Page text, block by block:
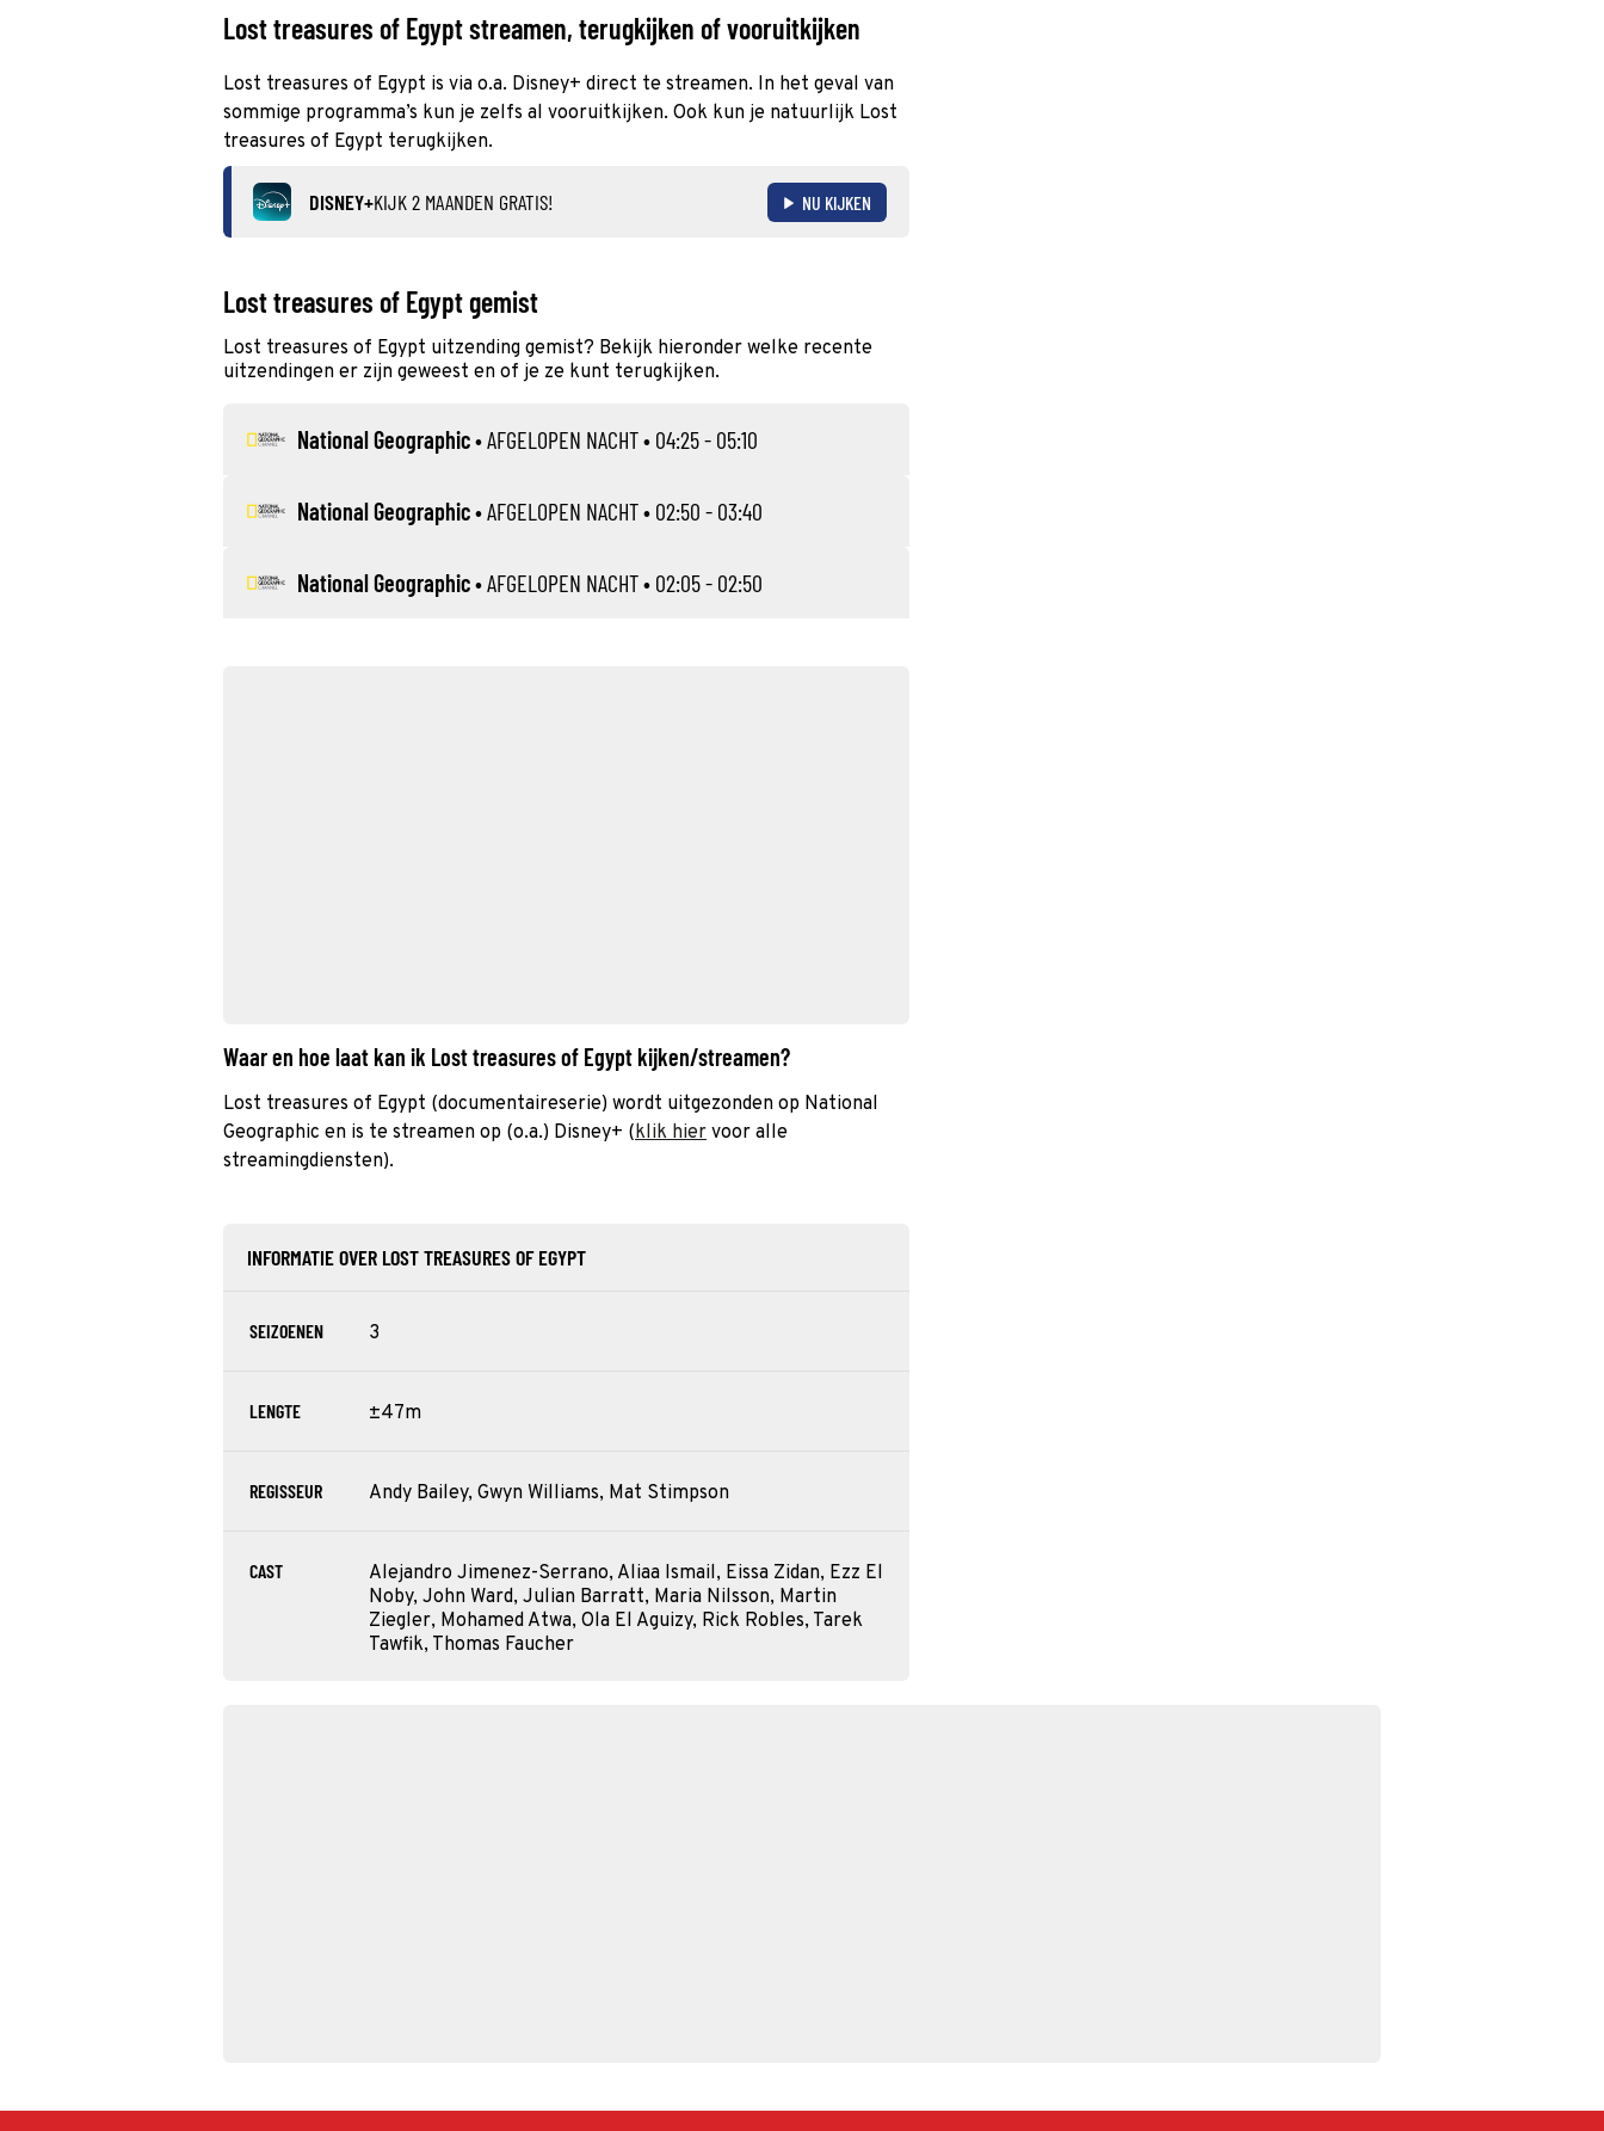
Lost treasures of Egypt streamen, terugkijken of vooruitkijken
Lost treasures of Egypt is via o.a. Disney+ direct te streamen. In het geval van
sommige programma’s kun je zelfs al vooruitkijken. Ook kun je natuurlijk Lost
treasures of Egypt terugkijken.
DISNEY+KIJK 2 MAANDEN GRATIS! NU KIJKEN
Lost treasures of Egypt gemist
Lost treasures of Egypt uitzending gemist? Bekijk hieronder welke recente
uitzendingen er zijn geweest en of je ze kunt terugkijken.
National Geographic•AFGELOPEN NACHT• 04:25 - 05:10
National Geographic•AFGELOPEN NACHT• 02:50 - 03:40
National Geographic•AFGELOPEN NACHT• 02:05 - 02:50
Waar en hoe laat kan ik Lost treasures of Egypt kijken/streamen?
Lost treasures of Egypt (documentaireserie) wordt uitgezonden op National
Geographic en is te streamen op (o.a.) Disney+ (klik hier voor alle
streamingdiensten).
INFORMATIE OVER LOST TREASURES OF EGYPT
SEIZOENEN 3
LENGTE ±47m
REGISSEUR Andy Bailey, Gwyn Williams, Mat Stimpson
CAST
Alejandro Jimenez-Serrano, Aliaa Ismail, Eissa Zidan, Ezz El
Noby, John Ward, Julian Barratt, Maria Nilsson, Martin
Ziegler, Mohamed Atwa, Ola El Aguizy, Rick Robles, Tarek
Tawfik, Thomas Faucher